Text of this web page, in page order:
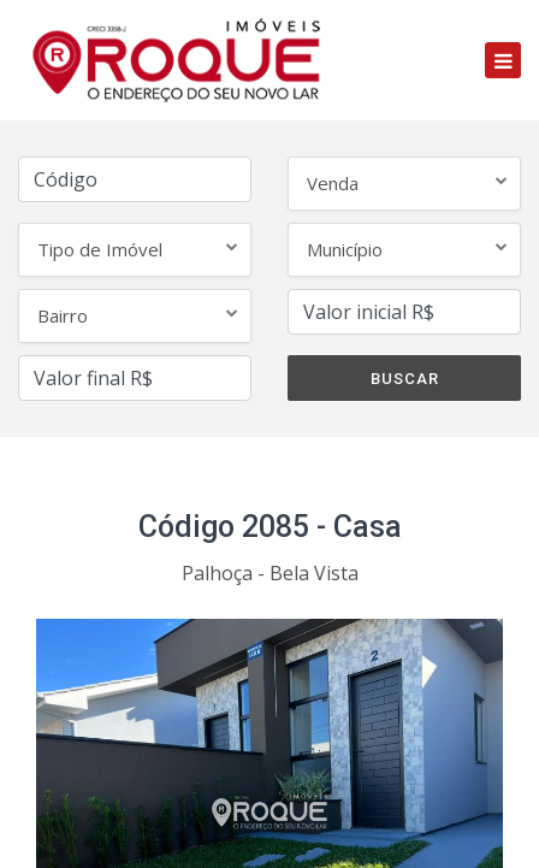
Venda
Tipo de Imóvel Município
Bairro
Código 2085 - Casa
Palhoça - Bela Vista